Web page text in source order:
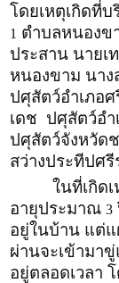
โดยเหตุเกิดที่
1 ตำบลหนองข
ประสาน นาย
หนองขาม นา
ปศุสัตว์อำเภอ
เดช ปศุสัตว์อำ
ปศุสัตว์จังหวัด
สว่างประทีปศรี
ในที่เกิด
อายุประมาณ 3
อยู่ในบ้าน แต่แ
ผ่านจะเข้ามาขู่
อยู่ตลอดเวลา